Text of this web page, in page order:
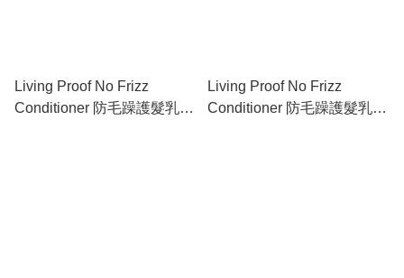
Living Proof No Frizz
Conditioner 防毛躁護髮乳
Living Proof No Frizz
Conditioner 防毛躁護髮乳